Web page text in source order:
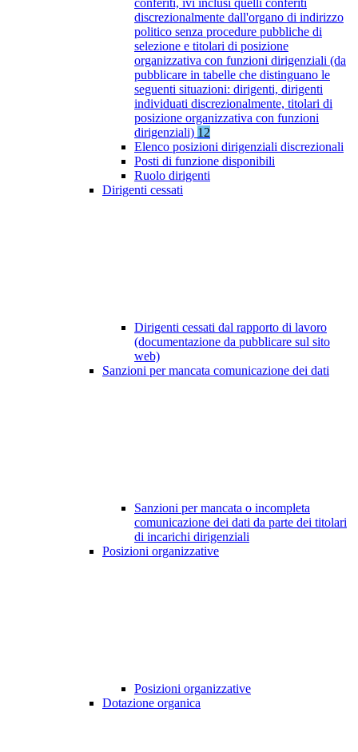
conferiti, ivi inclusi quelli conferiti
discrezionalmente dall'organo di indirizzo
politico senza procedure pubbliche di
selezione e titolari di posizione
organizzativa con funzioni dirigenziali (da
pubblicare in tabelle che distinguano le
seguenti situazioni: dirigenti, dirigenti
individuati discrezionalmente, titolari di
posizione organizzativa con funzioni
dirigenziali) 12
Elenco posizioni dirigenziali discrezionali
Posti di funzione disponibili
Ruolo dirigenti
Dirigenti cessati
Dirigenti cessati dal rapporto di lavoro
(documentazione da pubblicare sul sito
web)
Sanzioni per mancata comunicazione dei dati
Sanzioni per mancata o incompleta
comunicazione dei dati da parte dei titolari
di incarichi dirigenziali
Posizioni organizzative
Posizioni organizzative
Dotazione organica